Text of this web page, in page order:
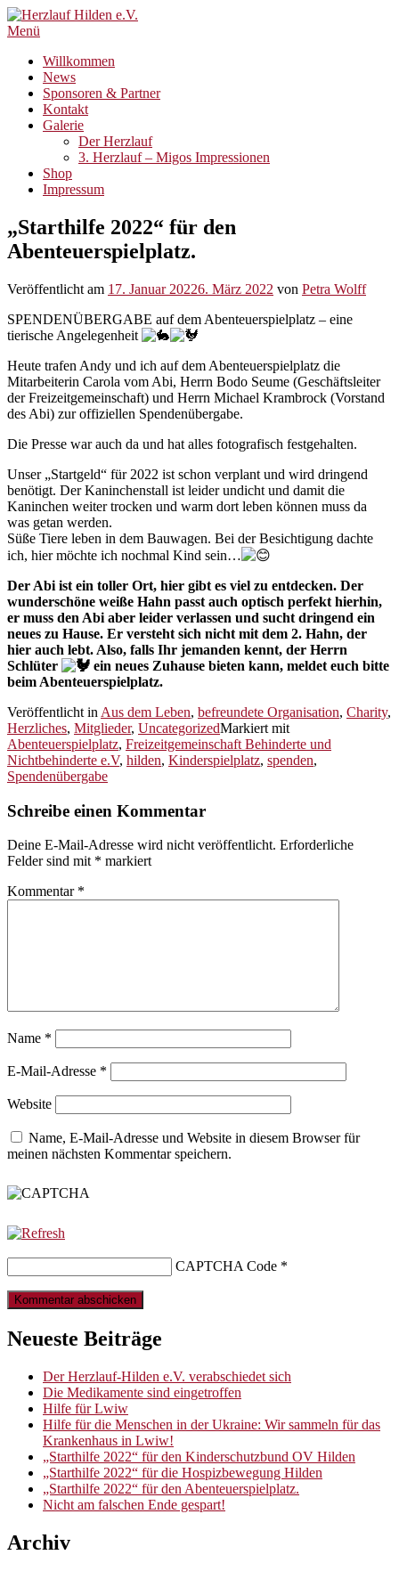
Zum
Inhalt
Menü
Willkommen
News
Sponsoren & Partner
Kontakt
Galerie
Der Herzlauf
3. Herzlauf – Migos Impressionen
Shop
Impressum
„Starthilfe 2022“ für den
Abenteuerspielplatz.
Veröffentlicht am 17. Januar 20226. März 2022 von Petra Wolff
SPENDENÜBERGABE auf dem Abenteuerspielplatz – eine
tierische Angelegenheit
Heute trafen Andy und ich auf dem Abenteuerspielplatz die
Mitarbeiterin Carola vom Abi, Herrn Bodo Seume (Geschäftsleiter
der Freizeitgemeinschaft) und Herrn Michael Krambrock (Vorstand
des Abi) zur offiziellen Spendenübergabe.
Die Presse war auch da und hat alles fotografisch festgehalten.
Unser „Startgeld“ für 2022 ist schon verplant und wird dringend
benötigt. Der Kaninchenstall ist leider undicht und damit die
Kaninchen weiter trocken und warm dort leben können muss da
was getan werden.
Süße Tiere leben in dem Bauwagen. Bei der Besichtigung dachte
ich, hier möchte ich nochmal Kind sein…
Der Abi ist ein toller Ort, hier gibt es viel zu entdecken. Der
wunderschöne weiße Hahn passt auch optisch perfekt hierhin,
er muss den Abi aber leider verlassen und sucht dringend ein
neues zu Hause. Er versteht sich nicht mit dem 2. Hahn, der
hier auch lebt. Also, falls Ihr jemanden kennt, der Herrn
Schlüter
ein neues Zuhause bieten kann, meldet euch bitte
beim Abenteuerspielplatz.
Veröffentlicht in Aus dem Leben, befreundete Organisation, Charity,
Herzliches, Mitglieder, UncategorizedMarkiert mit
Abenteuerspielplatz, Freizeitgemeinschaft Behinderte und
Nichtbehinderte e.V, hilden, Kinderspielplatz, spenden,
Spendenübergabe
Schreibe einen Kommentar
Deine E-Mail-Adresse wird nicht veröffentlicht. Erforderliche
Felder sind mit * markiert
Kommentar *
Name *
E-Mail-Adresse *
Website
Name, E-Mail-Adresse und Website in diesem Browser für
meinen nächsten Kommentar speichern.
CAPTCHA Code *
Neueste Beiträge
Der Herzlauf-Hilden e.V. verabschiedet sich
Die Medikamente sind eingetroffen
Hilfe für Lwiw
Hilfe für die Menschen in der Ukraine: Wir sammeln für das
Krankenhaus in Lwiw!
„Starthilfe 2022“ für den Kinderschutzbund OV Hilden
„Starthilfe 2022“ für die Hospizbewegung Hilden
„Starthilfe 2022“ für den Abenteuerspielplatz.
Nicht am falschen Ende gespart!
Archiv